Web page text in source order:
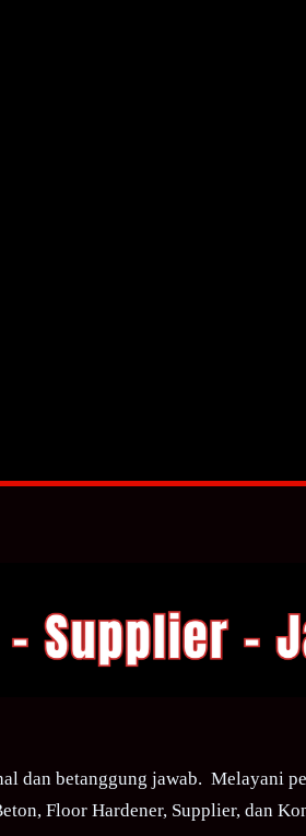
dan betanggung jawab. Melayani
Floor Hardener, Supplier, dan